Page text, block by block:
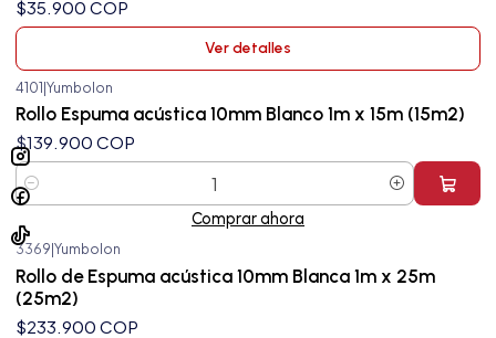
$35.900 COP
Ver detalles
4101|Yumbolon
Rollo Espuma acústica 10mm Blanco 1m x 15m (15m2)
$139.900 COP
Cantidad
Comprar ahora
3369 Yumbolon
Rollo de Espuma acústica 10mm Blanca 1m x 25m
(25m2)
$233.900 COP